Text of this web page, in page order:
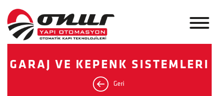
GARAJ VE KEPENK SISTEMLERI
Geri